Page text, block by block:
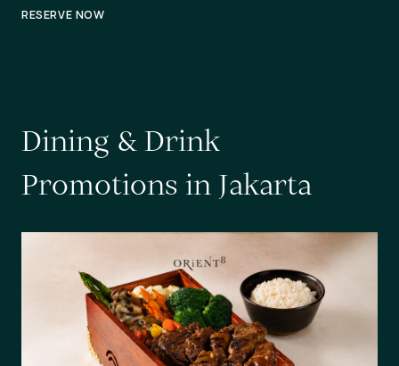
RESERVE NOW
Dining &Drink
Promotions in Jakarta